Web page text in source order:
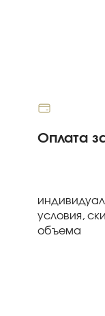
Оплата
условия,
объема